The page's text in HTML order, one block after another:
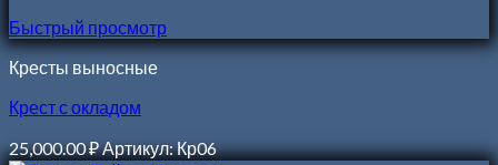
Быстрый просмотр
Кресты выносные
Крест с окладом
25,000.00₽Артикул: Кр06